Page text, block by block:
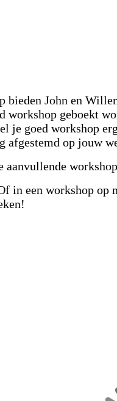
bieden John en
workshop geboekt
je goed workshop
afgestemd op jouw
aanvullende
in een workshop